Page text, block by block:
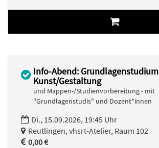
Info-Abend: Grundlagenstudium
Kunst/Gestaltung
und Mappen-/Studienvorbereitung - mit
"Grundlagenstudis" und Dozent*innen
Di., 15.09.2026, 19:45 Uhr
Reutlingen, vhsrt-Atelier, Raum 102
0,00 €